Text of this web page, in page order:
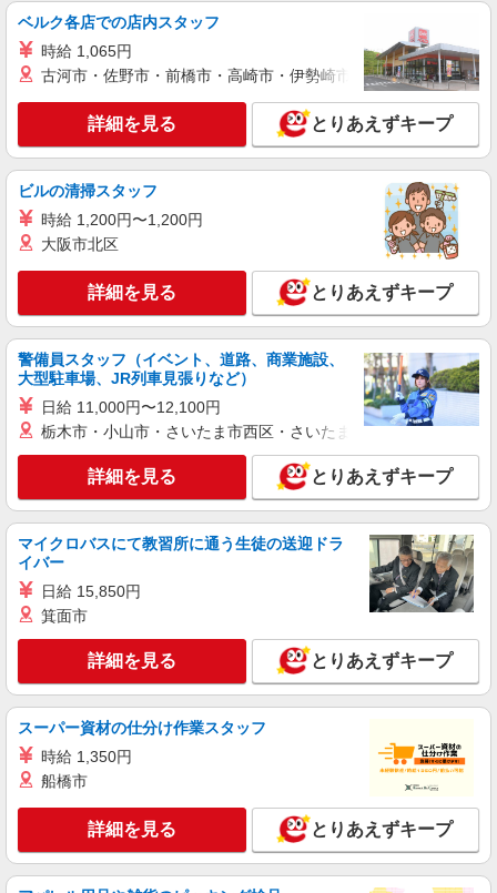
介護スタッフ
【実務者研修】 月給：255,000円 年収例：350
万円〜 【初任者研修】 月給：245,300円 年収例：
335万円〜 ※職務手当、（東京都）居住支援特別
手当、働きがい向上手当、日祝手当（月平均2回
分）、夜勤手当（月平均5回分）等、毎月平均的に
支払われる手当を含みます。 ※居住支援特別手当
は勤続5年目までの方はさらに1万円支給（再入社
は除く） ◎賞与：基本給2.08ヶ月分/年支給 ◎残
業時は別途時間外手当支給（超過1分〜）
東京都板橋区東新町1丁目29-6
キープ 詳細を見る
正社員
そんぽの家 板橋三園/1009aa1
【実務者研修】 月給：269,500円 年収例：364
万円〜 【初任者研修・無資格】 月給：259,800円
年収例：351万円〜 ※職務手当、（東京都）居住
支援特別手当、日祝手当（月平均2回分）、夜勤手
当（月平均5回分）等、毎月平均的に支払われる手
当を含みます。 ※居住支援特別手当は勤続5年目
までの方はさらに1万円支給（再入社は除く） ◎
賞与：基本給2.08ヶ月分/年支給 ◎残業時は別途時
間外手当支給（超過1分〜）
東京都板橋区三園2丁目12-14
キープ 詳細を見る
正社員
SOMPOケア ラヴィーレ高島平/5004aa1
介護スタッフ
【介護福祉士】 月給：305,300円 年収例：410
万円〜 ※下記毎月平均的に支払われる手当を含み
ます。 ・職務手当 ・特別職務手当 ・特別地域手
当 ・（東京都）居住支援特別手当 ・働きがい向上
手当 ・特別夜勤手当 ・日祝手当（月平均2回分）
・夜勤手当（月平均5回分） ※居住支援特別手当
は勤続5年目までの方はさらに1万円支給（再入社
業時は別途時間外手当支給（超過1分〜）
東京都板橋区坂下3-5-2
キープ 詳細を見る
正社員
SOMPOケア ラヴィーレ赤塚公園/5010aa1
介護スタッフ
万円〜 ※下記毎月平均的に支払われる手当を含み
ます。 ・職務手当 ・特別職務手当 ・特別地域手
当 ・（東京都）居住支援特別手当 ・働きがい向上
手当 ・特別夜勤手当 ・日祝手当（月平均2回分）
・夜勤手当（月平均5回分） ※居住支援特別手当
は勤続5年目までの方はさらに1万円支給（再入社
は除く） ◎賞与：基本給2.08ヶ月分/年支給 ◎残
業時は別途時間外手当支給（超過1分〜）
キープ 詳細を見る
正社員
そんぽの家 板橋徳丸/1007aa1
ベルク各店での店内スタッフ
時給 1,065円
古河市・佐野市・前橋市・高崎市・伊勢崎市・太田市・館林市
詳細を見る とりあえずキープ
ビルの清掃スタッフ
時給 1,200円〜1,200円
大阪市北区
詳細を見る とりあえずキープ
警備員スタッフ（イベント、道路、商業施設、
大型駐車場、JR列車見張りなど）
日給 11,000円〜12,100円
栃木市・小山市・さいたま市西区・さいたま市岩槻区・久喜市・
詳細を見る とりあえずキープ
マイクロバスにて教習所に通う生徒の送迎ドラ
イバー
日給 15,850円
箕面市
詳細を見る とりあえずキープ
スーパー資材の仕分け作業スタッフ
時給 1,350円
船橋市
詳細を見る とりあえずキープ